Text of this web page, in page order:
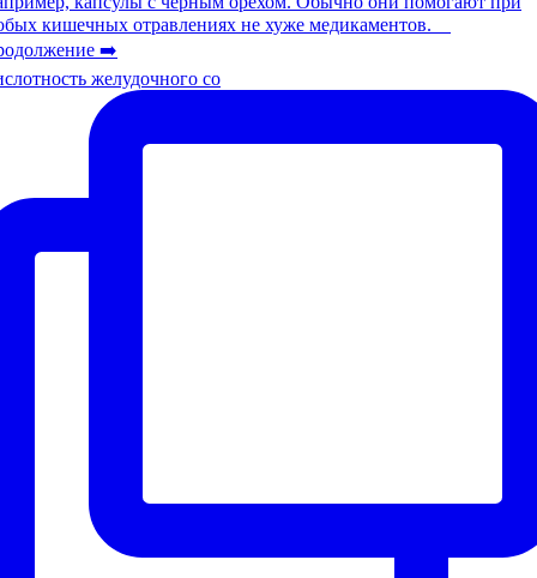
желудочного со